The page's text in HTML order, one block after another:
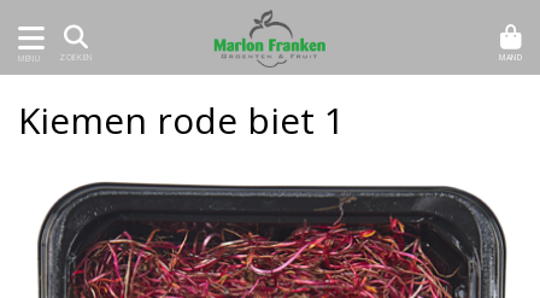
MENU ZOEKEN MAND
Kiemen rode biet 1